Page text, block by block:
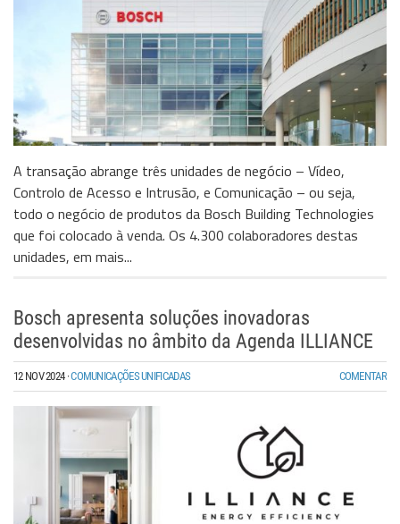
A transação abrange três unidades de negócio – Vídeo,
Controlo de Acesso e Intrusão, e Comunicação – ou seja,
todo o negócio de produtos da Bosch Building Technologies
que foi colocado à venda. Os 4.300 colaboradores destas
unidades, em mais...
Bosch apresenta soluções inovadoras
desenvolvidas no âmbito da Agenda ILLIANCE
12 NOV 2024·COMUNICAÇÕES UNIFICADAS COMENTAR